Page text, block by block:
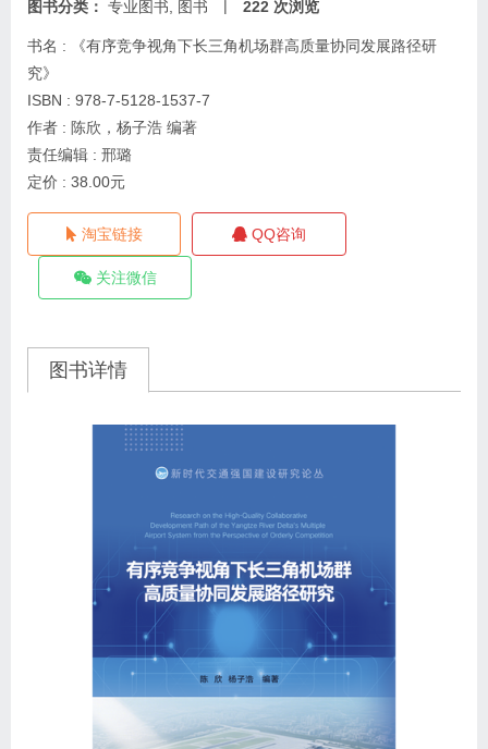
图书分类： 专业图书 图书 | 222 次浏览
书名 : 《有序竞争视角下长三角机场群高质量协同发展路径研
究》
ISBN : 978-7-5128-1537-7
作者 : 陈欣，杨子浩 编著
责任编辑 : 邢璐
定价 : 38.00元
淘宝链接 QQ咨询
关注微信
图书详情